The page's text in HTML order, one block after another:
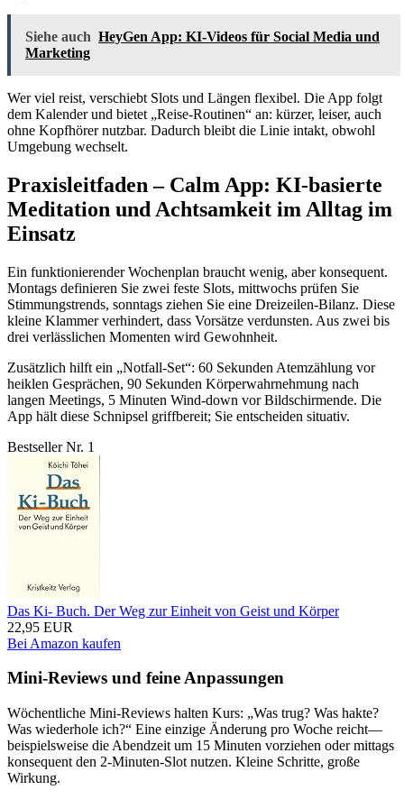
Siehe auch HeyGen App: KI-Videos für Social Media und
Marketing
Wer viel reist, verschiebt Slots und Längen flexibel. Die App folgt
dem Kalender und bietet „Reise-Routinen“ an: kürzer, leiser, auch
ohne Kopfhörer nutzbar. Dadurch bleibt die Linie intakt, obwohl
Umgebung wechselt.
Praxisleitfaden – Calm App: KI-basierte
Meditation und Achtsamkeit im Alltag im
Einsatz
Ein funktionierender Wochenplan braucht wenig, aber konsequent.
Montags definieren Sie zwei feste Slots, mittwochs prüfen Sie
Stimmungstrends, sonntags ziehen Sie eine Dreizeilen-Bilanz. Diese
kleine Klammer verhindert, dass Vorsätze verdunsten. Aus zwei bis
drei verlässlichen Momenten wird Gewohnheit.
Zusätzlich hilft ein „Notfall-Set“: 60 Sekunden Atemzählung vor
heiklen Gesprächen, 90 Sekunden Körperwahrnehmung nach
langen Meetings, 5 Minuten Wind-down vor Bildschirmende. Die
App hält diese Schnipsel griffbereit; Sie entscheiden situativ.
Bestseller Nr. 1
Das Ki- Buch. Der Weg zur Einheit von Geist und Körper
22,95 EUR
Bei Amazon kaufen
Mini-Reviews und feine Anpassungen
Wöchentliche Mini-Reviews halten Kurs: „Was trug? Was hakte?
Was wiederhole ich?“ Eine einzige Änderung pro Woche reicht—
beispielsweise die Abendzeit um 15 Minuten vorziehen oder mittags
konsequent den 2-Minuten-Slot nutzen. Kleine Schritte, große
Wirkung.